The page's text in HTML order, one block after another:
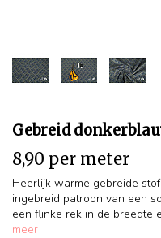
Gebreid
8,90 per meter
Heerlijk warme gebreide
ingebreid patroon van een
een flinke rek in de breedte
meer